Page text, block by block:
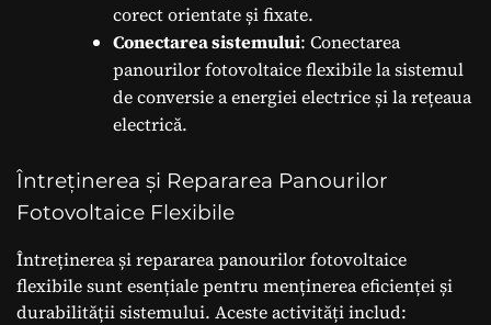
corect orientate și fixate.
Conectarea sistemului: Conectarea
panourilor fotovoltaice flexibile la sistemul
de conversie a energiei electrice și la rețeaua
electrică.
Întreținerea și Repararea Panourilor
Fotovoltaice Flexibile
Întreținerea și repararea panourilor fotovoltaice
flexibile sunt esențiale pentru menținerea eficienței și
durabilității sistemului. Aceste activități includ: